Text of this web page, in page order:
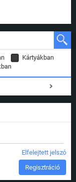
Kártyákban
Elfelejtett jelszó
Regisztráció